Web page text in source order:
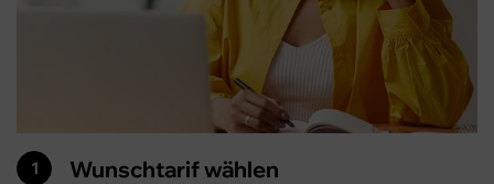
1 Wunschtarif wählen